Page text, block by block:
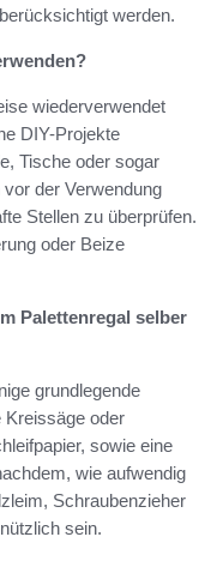
werden.
wiederverwendet
DIY-Projekte
Tische oder sogar
der Verwendung
Stellen zu überprüfen.
oder Beize
Palettenregal selber
grundlegende
Kreissäge oder
sowie eine
wie aufwendig
Schraubenzieher
sein.